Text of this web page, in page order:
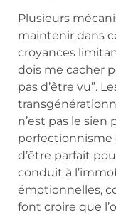
Plusieurs
maintenir dans
croyances
dois me cacher
pas d’être vu”.
n’est pas le sien
perfectionnisme
d’être parfait
conduit à
émotionnelles,
font croire que